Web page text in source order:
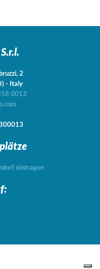
2
- Italy
0012
eintragen